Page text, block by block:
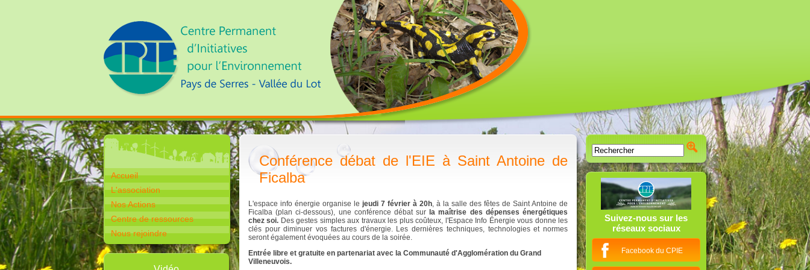
Accueil
L'association
Nos Actions
Centre de ressources
Nous rejoindre
Conférence débat de l'EIE à Saint Antoine de
Ficalba
L'espace info énergie organise le jeudi 7 février à 20h, à la salle des fêtes de Saint Antoine de
Ficalba (plan ci-dessous), une conférence débat sur la maîtrise des dépenses énergétiques
chez soi. Des gestes simples aux travaux les plus coûteux, l'Espace Info Énergie vous donne les
clés pour diminuer vos factures d'énergie. Les dernières techniques, technologies et normes
seront également évoquées au cours de la soirée.
Entrée libre et gratuite en partenariat avec la Communauté d'Agglomération du Grand
Villeneuvois.
Suivez-nous sur les
réseaux sociaux
Facebook du CPIE